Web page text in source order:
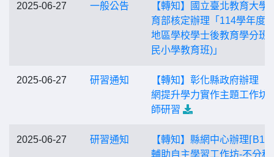
2025-06-27 一般公告
【轉知】國立臺北教育大學
育部核定辦理「114學年度
地區學校學士後教育學分班(
民小學教育班)」
2025-06-27 研習通知
【轉知】彰化縣政府辦理「
網提升學力實作主題工作坊
師研習
2025-06-27 研習通知
【轉知】縣網中心辦理⌈B1
輔助自主學習工作坊-不分科